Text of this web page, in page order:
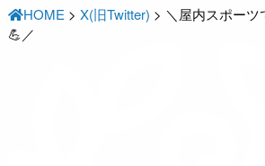
HOME >X(旧Twitter) > ＼屋内スポーツ
💪／